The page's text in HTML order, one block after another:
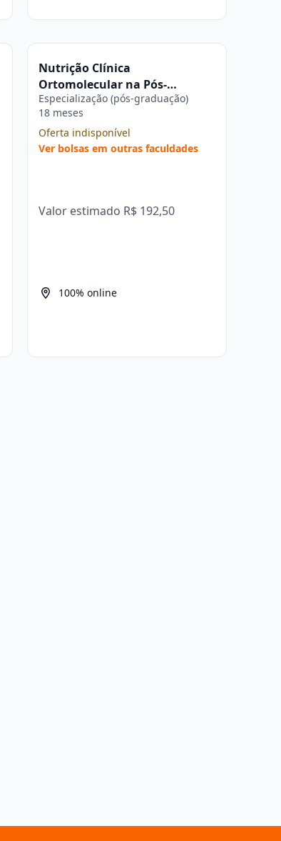
Nutrição Clínica
Ortomolecular na Pós-
graduação Estácio
Especialização (pós-graduação)
18 meses
Oferta indisponível
Ver bolsas em outras faculdades
Valor estimado R$ 192,50
100% online